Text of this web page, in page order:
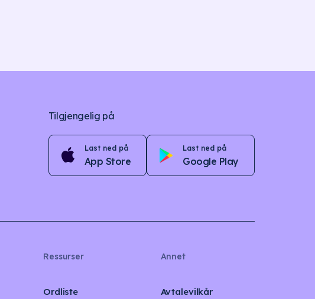
Tilgjengelig på
Last ned på
App Store
Last ned på
Google Play
Ressurser
Ordliste
Annet
Avtalevilkår